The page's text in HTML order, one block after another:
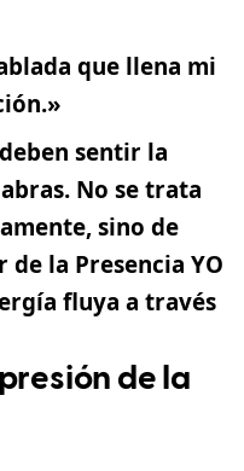
que llena mi
sentir la
No se trata
sino de
la Presencia YO
fluya a través
de la